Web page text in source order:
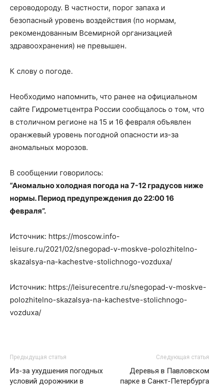
сероводороду. В частности, порог запаха и
безопасный уровень воздействия (по нормам,
рекомендованным Всемирной организацией
здравоохранения) не превышен.
К слову о погоде.
Необходимо напомнить, что ранее на официальном
сайте Гидрометцентра России сообщалось о том, что
в столичном регионе на 15 и 16 февраля объявлен
оранжевый уровень погодной опасности из-за
аномальных морозов.
В сообщении говорилось:
“Аномально холодная погода на 7-12 градусов ниже
нормы. Период предупреждения до 22:00 16
февраля”.
Источник: https://moscow.info-
leisure.ru/2021/02/snegopad-v-moskve-polozhitelno-
skazalsya-na-kachestve-stolichnogo-vozduxa/
Источник: https://leisurecentre.ru/snegopad-v-moskve-
polozhitelno-skazalsya-na-kachestve-stolichnogo-
vozduxa/
Предыдущая статья
Из-за ухудшения погодных
условий дорожники в
Следующая статья
Деревья в Павловском
парке в Санкт-Петербурга